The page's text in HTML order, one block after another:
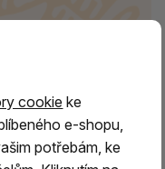
cookie ke
e-shopu,
potřebám, ke